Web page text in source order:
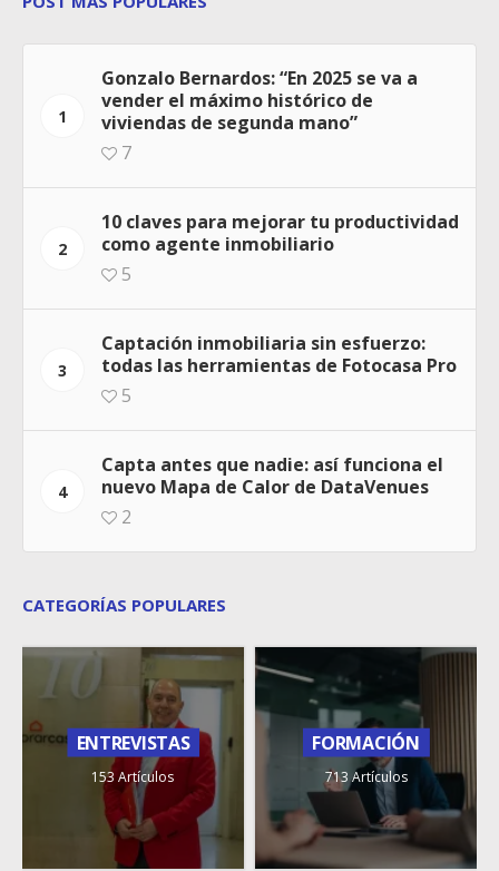
1
Gonzalo Bernardos: “En 2025 se va a
vender el máximo histórico de
viviendas de segunda mano”
7
2
10 claves para mejorar tu productividad
como agente inmobiliario
5
3
Captación inmobiliaria sin esfuerzo:
todas las herramientas de Fotocasa Pro
5
4
Capta antes que nadie: así funciona el
nuevo Mapa de Calor de DataVenues
2
CATEGORÍAS POPULARES
ENTREVISTAS
153 Artículos
FORMACIÓN
713 Artículos